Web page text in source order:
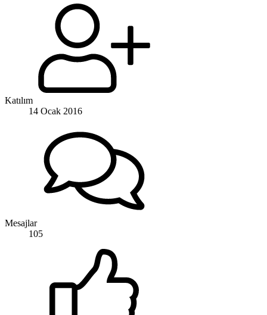
Katılım
14 Ocak 2016
Mesajlar
105